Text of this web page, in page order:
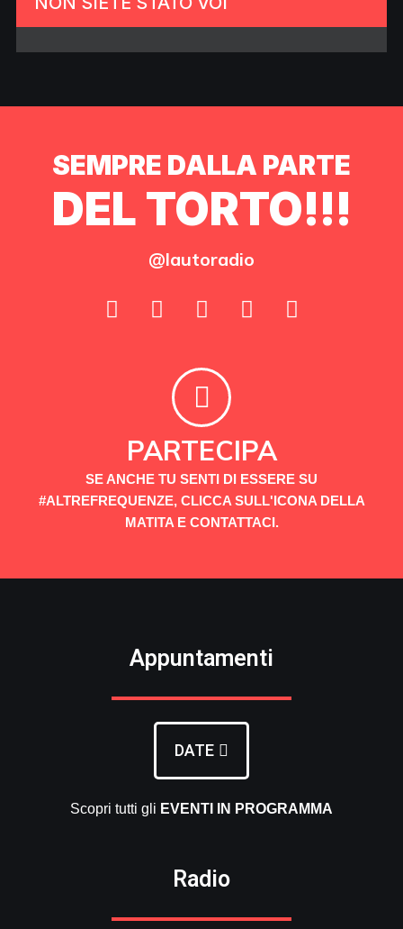
SEMPRE DALLA PARTE
DEL TORTO!!!
@lautoradio
PARTECIPA
SE ANCHE TU SENTI DI ESSERE SU
#ALTREFREQUENZE, CLICCA SULL'ICONA DELLA
MATITA E CONTATTACI.
Appuntamenti
DATE
Scopri tutti gli EVENTI IN PROGRAMMA
Radio